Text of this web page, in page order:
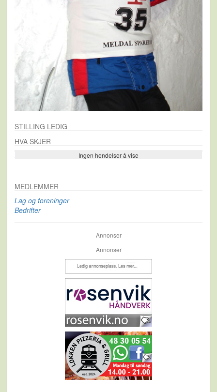
STILLING LEDIG
HVA SKJER
Ingen hendelser å vise
Se flere…
MEDLEMMER
Lag og foreninger
Bedrifter
Annonser
Annonser